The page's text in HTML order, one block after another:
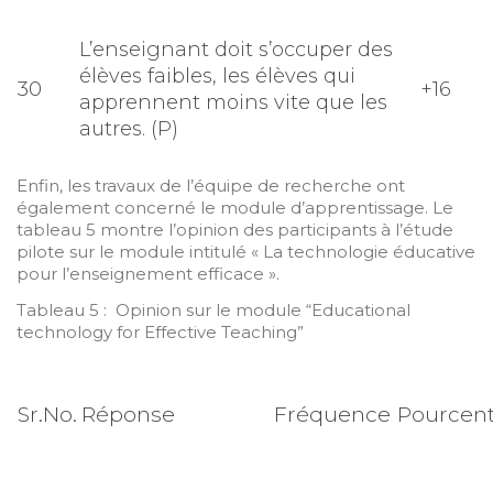
30
L’enseignant doit s’occuper des
élèves faibles, les élèves qui
apprennent moins vite que les
autres. (P)
+16
Enfin, les travaux de l’équipe de recherche ont
également concerné le module d’apprentissage. Le
tableau 5 montre l’opinion des participants à l’étude
pilote sur le module intitulé « La technologie éducative
pour l’enseignement efficace ».
Tableau 5 : Opinion sur le module “Educational
technology for Effective Teaching”
Sr.No. Réponse Fréquence